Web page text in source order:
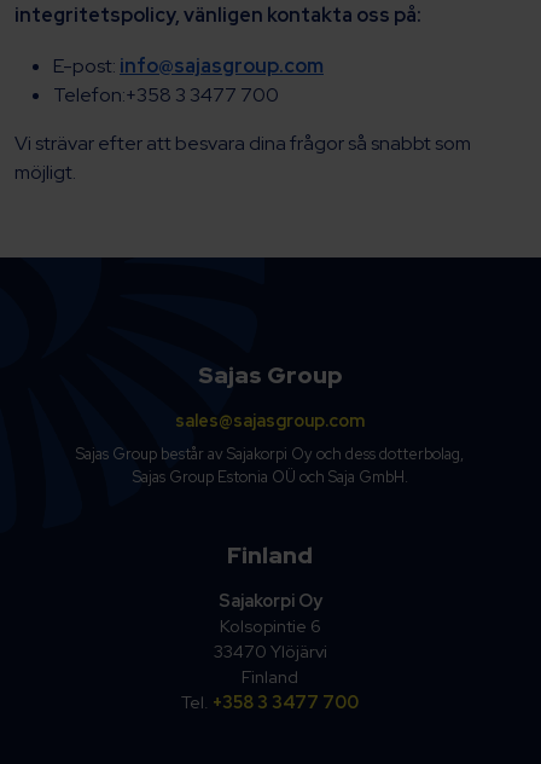
integritetspolicy, vänligen kontakta oss på:
E-post: info@sajasgroup.com
Telefon:+358 3 3477 700
Vi strävar efter att besvara dina frågor så snabbt som
möjligt.
Sajas Group
sales@sajasgroup.com
Sajas Group består av Sajakorpi Oy och dess dotterbolag,
Sajas Group Estonia OÜ och Saja GmbH.
Finland
Sajakorpi Oy
Kolsopintie 6
33470 Ylöjärvi
Finland
Tel. +358 3 3477 700